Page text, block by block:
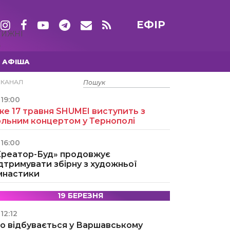
ЕФІР
АФІША
15 ТРАВНЯ
19:00
17 травня SHUMEI виступить з
концертом у Тернополі
16:00
Буд» продовжує
збірну з художньої
19 БЕРЕЗНЯ
12:12
відбувається у Варшавському